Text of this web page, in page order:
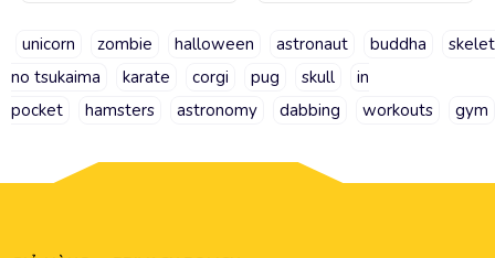
unicorn zombie halloween astronaut buddha
no tsukaima
karate corgi pug skull
in
pocket
hamsters astronomy dabbing workouts gym